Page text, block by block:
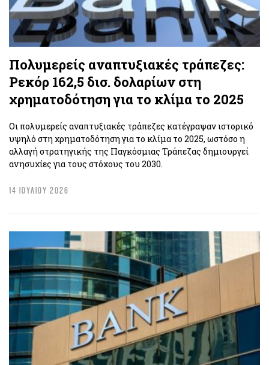
Πολυμερείς αναπτυξιακές τράπεζες:
Ρεκόρ 162,5 δισ. δολαρίων στη
χρηματοδότηση για το κλίμα το 2025
Οι πολυμερείς αναπτυξιακές τράπεζες κατέγραψαν ιστορικό
υψηλό στη χρηματοδότηση για το κλίμα το 2025, ωστόσο η
αλλαγή στρατηγικής της Παγκόσμιας Τράπεζας δημιουργεί
ανησυχίες για τους στόχους του 2030.
14 ΙΟΥΛΙΟΥ 2026